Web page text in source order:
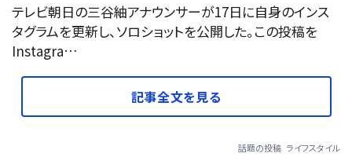
テレビ朝日の三谷紬アナウンサーが17日に自身のインス
タグラムを更新し、ソロショットを公開した。この投稿を
Instagra…
記事全文を見る
話題の投稿 ライフスタイル